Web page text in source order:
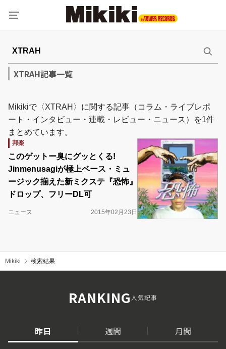
XTRAH記事一覧
Mikikiで〈XTRAH〉に関する記事（コラム・ライブレポ
ート・インタビュー・連載・レビュー・ニュース）を1件
まとめています。
邦楽
このゲットー臭にグッとくる!
Jinmenusagiが極上ベース・ミュ
ージック揃えた新ミクステ『恐怖』
ドロップ、フリーDL可
ニュース 2015年02月23日
Mikiki 検索結果
RANKING人気記事
昨日 週間 月間